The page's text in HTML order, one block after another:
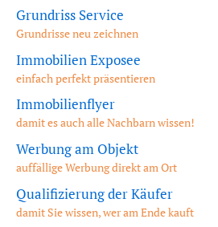
Grundriss Service
Grundrisse neu zeichnen
Immobilien Exposee
einfach perfekt präsentieren
Immobilienflyer
damit es auch alle Nachbarn wissen!
Werbung am Objekt
auffällige Werbung direkt am Ort
Qualifizierung der Käufer
damit Sie wissen, wer am Ende kauft